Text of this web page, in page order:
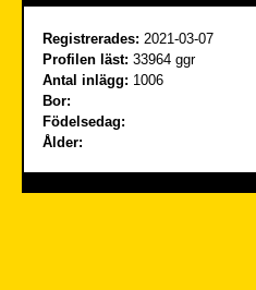
Registrerades: 2021-03-07
Profilen läst: 33964 ggr
Antal inlägg: 1006
Bor:
Födelsedag:
Ålder: